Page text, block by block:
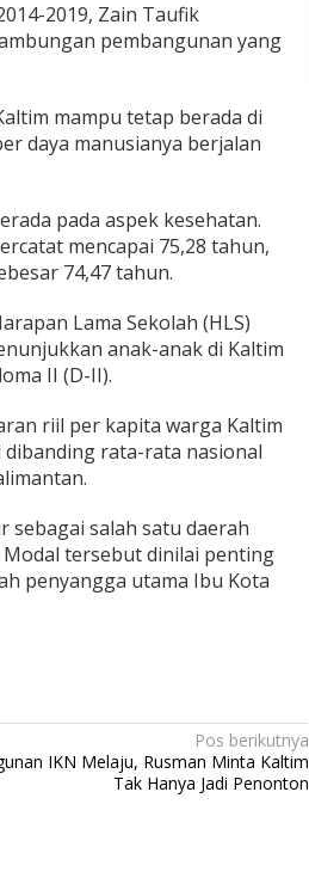
2019, Zain Taufik
pembangunan yang
mampu tetap berada di
daya manusianya berjalan
pada aspek kesehatan.
mencapai 75,28 tahun,
74,47 tahun.
Lama Sekolah (HLS)
anak-anak di Kaltim
II (D-II).
riil per kapita warga Kaltim
rata-rata nasional
sebagai salah satu daerah
tersebut dinilai penting
penyangga utama Ibu Kota
Pos berikutnya
IKN Melaju, Rusman Minta Kaltim
Tak Hanya Jadi Penonton